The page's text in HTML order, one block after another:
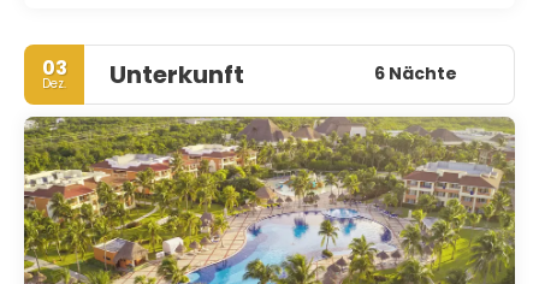
03
Dez. Unterkunft 6 Nächte